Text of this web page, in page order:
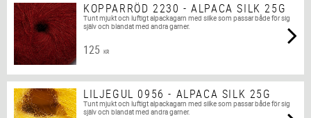
KOPPARRÖD 2230 - ALPACA SILK 25G
Tunt mjukt och luftigt alpackagarn med silke som passar både för sig
själv och blandat med andra garner.
125 KR
LILJEGUL 0956 - ALPACA SILK 25G
Tunt mjukt och luftigt alpackagarn med silke som passar både för sig
själv och blandat med andra garner.